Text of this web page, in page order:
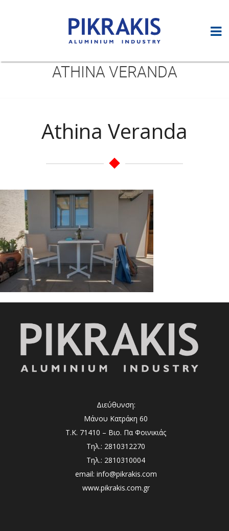
ATHINA VERANDA
Athina Veranda
Διεύθυνση:
Μάνου Κατράκη 60
Τ.Κ. 71410 – Βιο. Πα Φοινικιάς
Τηλ.: 2810312270
Τηλ.: 2810310004
email: info@pikrakis.com
www.pikrakis.com.gr